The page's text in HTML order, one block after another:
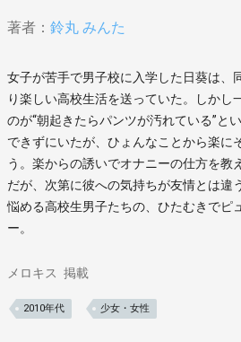
著者： 鈴丸 みんた
女子が苦手で男子校に入学した日葵は、
り楽しい高校生活を送っていた。しかし
のが“朝起きたらパンツが汚れている”と
できずにいたが、ひょんなことから楽に
う。楽からの誘いでオナニーの仕方を教
だが、次第に彼への気持ちが友情とは違
悩める高校生男子たちの、ひたむきでピ
ー。
メロキス 掲載
2010年代 少女・女性